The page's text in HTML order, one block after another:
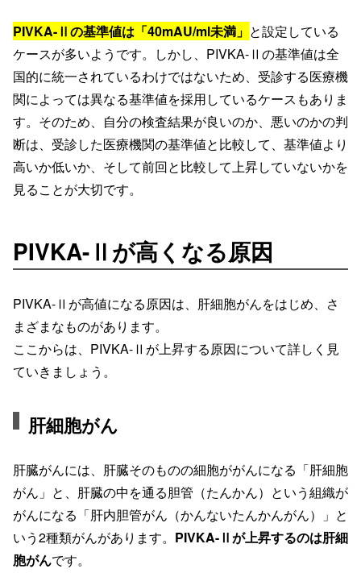
PIVKA-Ⅱの基準値は「40mAU/ml未満」 と設定している
ケースが多いようです。しかし、PIVKA-Ⅱの基準値は全
国的に統一されているわけではないため、受診する医療機
関によっては異なる基準値を採用しているケースもありま
す。そのため、自分の検査結果が良いのか、悪いのかの判
断は、受診した医療機関の基準値と比較して、基準値より
高いか低いか、そして前回と比較して上昇していないかを
見ることが大切です。
PIVKA-Ⅱが高くなる原因
PIVKA-Ⅱが高値になる原因は、肝細胞がんをはじめ、さ
まざまなものがあります。
ここからは、PIVKA-Ⅱが上昇する原因について詳しく見
ていきましょう。
肝細胞がん
肝臓がんには、肝臓そのものの細胞ががんになる「肝細胞
がん」と、肝臓の中を通る胆管（たんかん）という組織が
がんになる「肝内胆管がん（かんないたんかんがん）」と
いう2種類がんがあります。 PIVKA-Ⅱが上昇するのは肝細
胞がんです。